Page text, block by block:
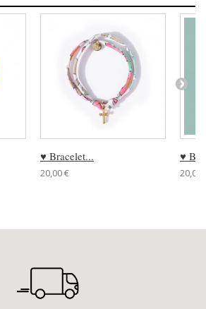
♥ Bracelet...
20,00 €
♥
20,00